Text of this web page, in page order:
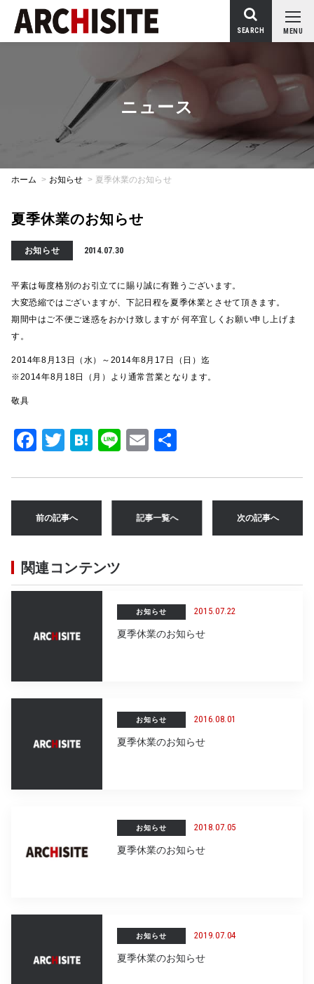
MENU
SEARCH
ニュース
ホーム > お知らせ > 夏季休業のお知らせ
夏季休業のお知らせ
お知らせ 2014.07.30
平素は毎度格別のお引立てに賜り誠に有難うございます。
大変恐縮ではございますが、下記日程を夏季休業とさせて頂きます。
期間中はご不便ご迷惑をおかけ致しますが 何卒宜しくお願い申し上げま
す。
2014年8月13日（水）～2014年8月17日（日）迄
※2014年8月18日（月）より通常営業となります。
敬具
F
c
e
b
o
k
T
it
te
r
H
e
n
a
Li
e
E
ai
l
前の記事へ 記事一覧へ 次の記事へ
関連コンテンツ
お知らせ 2015.07.22
夏季休業のお知らせ
お知らせ 2016.08.01
夏季休業のお知らせ
お知らせ 2018.07.05
夏季休業のお知らせ
お知らせ 2019.07.04
夏季休業のお知らせ